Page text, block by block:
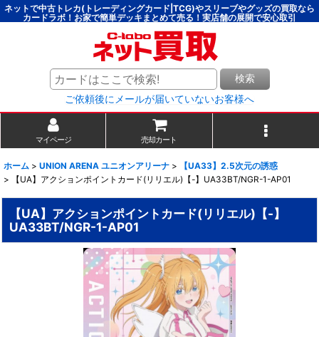
ネットで中古トレカ(トレーディングカード|TCG)やスリーブやグッズの買取なら
カードラボ！お家で簡単デッキまとめて売る！実店舗の展開で安心取引
検索
ご依頼後にメールが届いていないお客様へ
マイページ 売却カート
ホーム > UNION ARENA ユニオンアリーナ >
【UA33】2.5次元の誘惑
>
【UA】アクションポイントカード(リリエル)【-】UA33BT/NGR-1-AP01
【UA】アクションポイントカード(リリエル)【-】
UA33BT/NGR-1-AP01